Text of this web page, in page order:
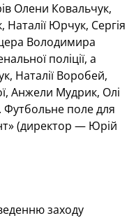
Олени Ковальчук,
Наталії Юрчук, Сергія
Володимира
поліції, а
Наталії Воробей,
Анжели Мудрик, Олі
Футбольне поле для
(директор — Юрій
заходу